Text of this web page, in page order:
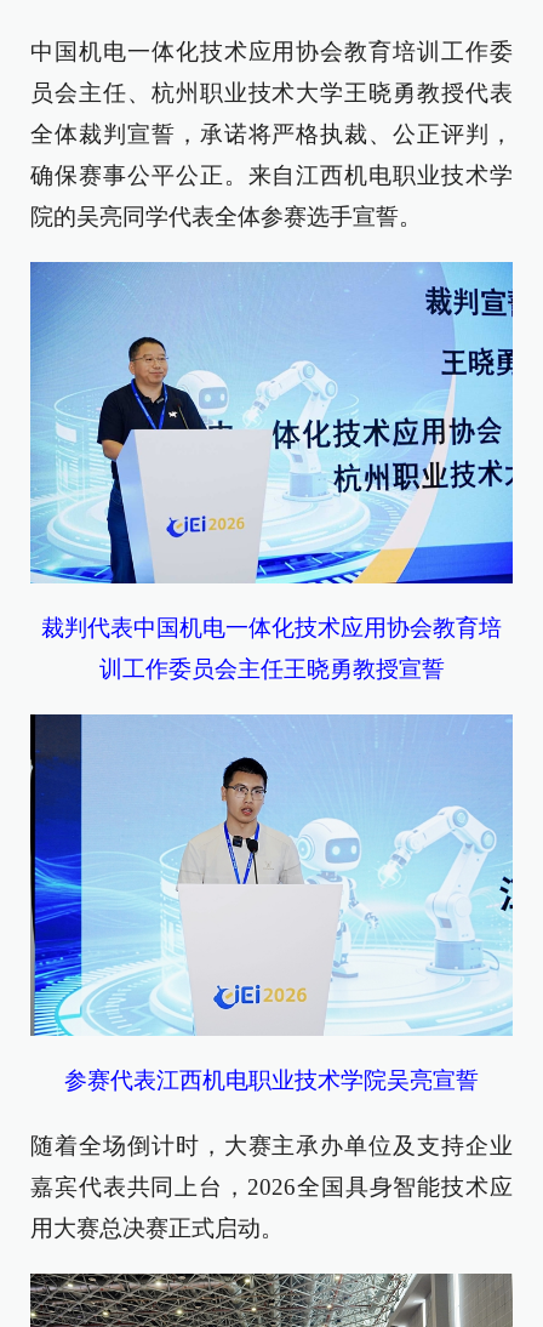
中国机电一体化技术应用协会教育培训工作委
员会主任、杭州职业技术大学王晓勇教授代表
全体裁判宣誓，承诺将严格执裁、公正评判，
确保赛事公平公正。来自江西机电职业技术学
院的吴亮同学代表全体参赛选手宣誓。
裁判代表中国机电一体化技术应用协会教育培
训工作委员会主任王晓勇教授宣誓
参赛代表江西机电职业技术学院吴亮宣誓
随着全场倒计时，大赛主承办单位及支持企业
嘉宾代表共同上台，2026全国具身智能技术应
用大赛总决赛正式启动。